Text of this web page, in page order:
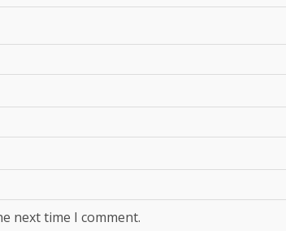
next time I comment.